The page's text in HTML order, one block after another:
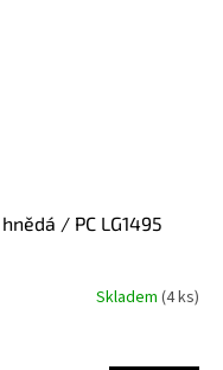
/ PC LG1495
Skladem (4 ks)